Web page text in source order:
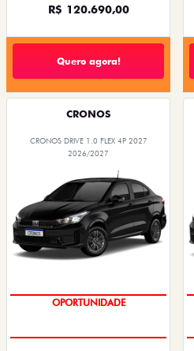
R$ 120.690,00
Quero agora!
CRONOS
CRONOS DRIVE 1.0 FLEX 4P 2027
2026/2027
OPORTUNIDADE